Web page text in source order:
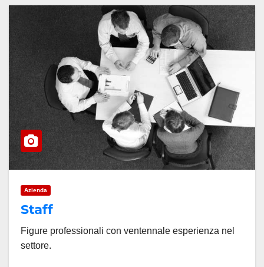
Azienda
Staff
Figure professionali con ventennale esperienza nel
settore.